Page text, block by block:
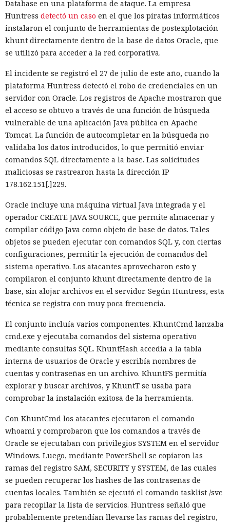
34% en arranque en frío y en un 46% en recompilación.
La mejora de rendimiento también afectó a la ejecución del
código. El paso a TypeScript versión 7, reescrito en Go, según
la estimación del equipo de Next.js acelera el
funcionamiento aproximadamente diez veces. En el
servidor, renunciar a la conversión de los web streams a
favor de los streams nativos de Node.js en toda la capa de
renderizado permite procesar un 22% más de solicitudes
sin cambiar el código de las aplicaciones.
Entre otras novedades figuran la unificación de la carga útil
para reducir el número de solicitudes de precarga, un
mejor caché de archivos estáticos, la herramienta de
depuración Instant Navigations, que muestra los
componentes lentos, documentación con soporte de
versiones para agentes de IA, límites propios de manejo de
errores y compatibilidad con importaciones de archivos tipo
«glob».
Las conversaciones sobre la pérdida de popularidad de
Next.js en favor de los frameworks Remix, Astro y Gatsby
aún no se confirman en los datos: según el director general
de Vercel, Guillermo Rauch, este año el número de
descargas del framework superó los mil millones — casi el
doble del año pasado, que fue de alrededor de 520 millones.
El sonado hackeo a Snowflake
no quedó impune: detenido el
autor, ya espera sentencia en
una celda.
10:34 / 07.08.2026
Hombre podría afrontar hasta 32 años de prisión por filtrar
secretos de 165 empresas.
Database en una plataforma de ataque. La empresa
Huntress detectó un caso en el que los piratas informáticos
instalaron el conjunto de herramientas de postexplotación
khunt directamente dentro de la base de datos Oracle, que
se utilizó para acceder a la red corporativa.
El incidente se registró el 27 de julio de este año, cuando la
plataforma Huntress detectó el robo de credenciales en un
servidor con Oracle. Los registros de Apache mostraron que
el acceso se obtuvo a través de una función de búsqueda
vulnerable de una aplicación Java pública en Apache
Tomcat. La función de autocompletar en la búsqueda no
validaba los datos introducidos, lo que permitió enviar
comandos SQL directamente a la base. Las solicitudes
maliciosas se rastrearon hasta la dirección IP
178.162.151[.]229.
Oracle incluye una máquina virtual Java integrada y el
operador CREATE JAVA SOURCE, que permite almacenar y
compilar código Java como objeto de base de datos. Tales
objetos se pueden ejecutar con comandos SQL y, con ciertas
configuraciones, permitir la ejecución de comandos del
sistema operativo. Los atacantes aprovecharon esto y
compilaron el conjunto khunt directamente dentro de la
base, sin alojar archivos en el servidor. Según Huntress, esta
técnica se registra con muy poca frecuencia.
El conjunto incluía varios componentes. KhuntCmd lanzaba
cmd.exe y ejecutaba comandos del sistema operativo
mediante consultas SQL. KhuntHash accedía a la tabla
interna de usuarios de Oracle y escribía nombres de
cuentas y contraseñas en un archivo. KhuntFS permitía
explorar y buscar archivos, y KhuntT se usaba para
comprobar la instalación exitosa de la herramienta.
Con KhuntCmd los atacantes ejecutaron el comando
whoami y comprobaron que los comandos a través de
Oracle se ejecutaban con privilegios SYSTEM en el servidor
Windows. Luego, mediante PowerShell se copiaron las
ramas del registro SAM, SECURITY y SYSTEM, de las cuales
se pueden recuperar los hashes de las contraseñas de
cuentas locales. También se ejecutó el comando tasklist /svc
para recopilar la lista de servicios. Huntress señaló que
probablemente pretendían llevarse las ramas del registro,